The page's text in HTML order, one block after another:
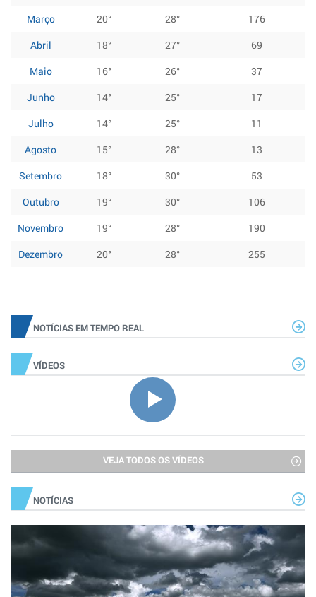
Março
20° 28°
176
Abril
18° 27°
69
Maio
16° 26°
37
Junho
14° 25°
17
Julho
14° 25°
11
Agosto
15° 28°
13
Setembro
18° 30°
53
Outubro
19° 30°
106
Novembro
19° 28°
190
Dezembro
20° 28° 255
NOTÍCIAS EM TEMPO REAL
VÍDEOS
VEJA TODOS OS VÍDEOS
NOTÍCIAS